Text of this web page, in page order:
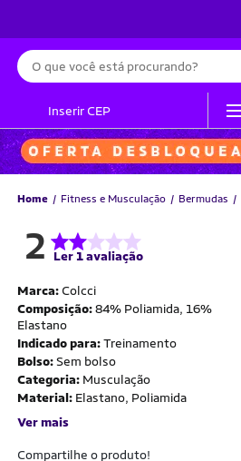
Busca
Inserir CEP
Home Fitness e Musculação Bermudas
2 Ler 1 avaliação
Marca: Colcci
Composição:84% Poliamida, 16%
Elastano
Indicado para:Treinamento
Bolso:Sem bolso
Categoria: Musculação
Material: Elastano, Poliamida
Ver mais
Compartilhe o produto!